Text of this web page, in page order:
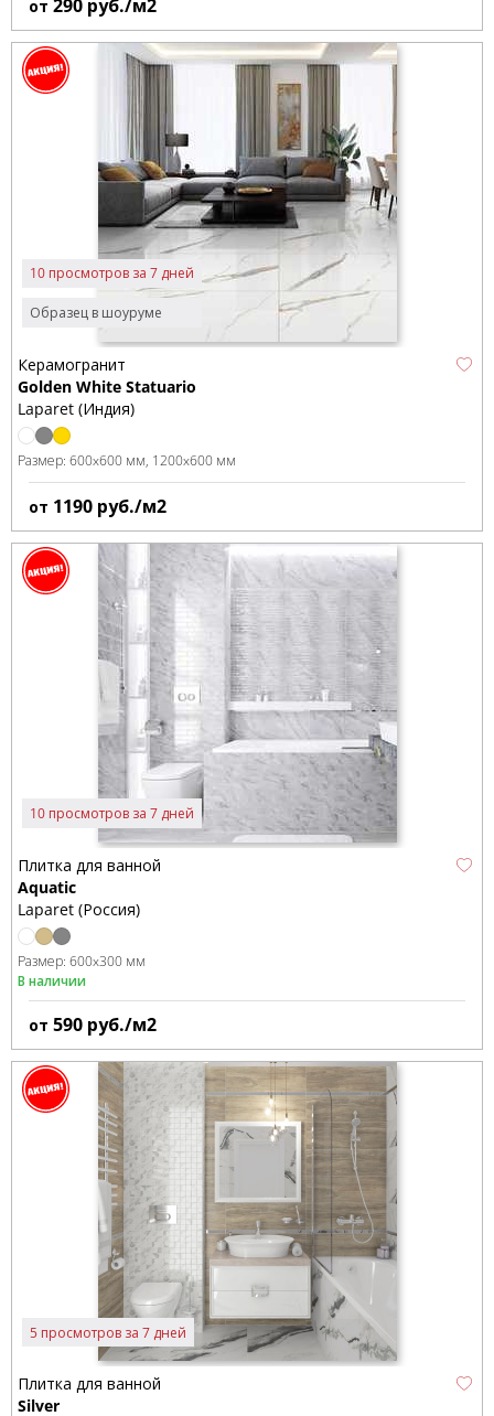
от 290 руб./м2
Образец в шоуруме
10 просмотров за 7 дней
Керамогранит
Golden White Statuario
Laparet (Индия)
Размер: 600x600 мм 1200x600 мм
от 1190 руб./м2
10 просмотров за 7 дней
Плитка для ванной
Aquatic
Laparet (Россия)
Размер: 600x300 мм
В наличии
от 590 руб./м2
5 просмотров за 7 дней
Плитка для ванной
Silver